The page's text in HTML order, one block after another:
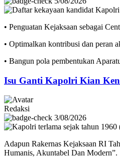
• ‎Penguatan Kejaksaan sebagai
• ‎Optimalkan kontribusi dan peran
• ‎Bangun pola pembentukan
Isu Ganti Kapolri Kian
Redaksi
3/08/2026
Adapun Rakernas Kejaksaan RI
Humanis, Akuntabel Dan Modern”.